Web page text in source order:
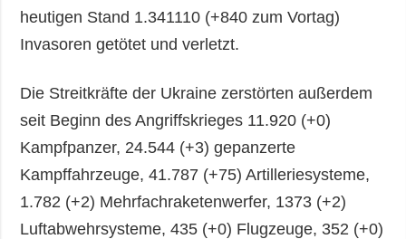
heutigen Stand 1.341110 (+840 zum Vortag)
Invasoren getötet und verletzt.
Die Streitkräfte der Ukraine zerstörten außerdem
seit Beginn des Angriffskrieges 11.920 (+0)
Kampfpanzer, 24.544 (+3) gepanzerte
Kampffahrzeuge, 41.787 (+75) Artilleriesysteme,
1.782 (+2) Mehrfachraketenwerfer, 1373 (+2)
Luftabwehrsysteme, 435 (+0) Flugzeuge, 352 (+0)